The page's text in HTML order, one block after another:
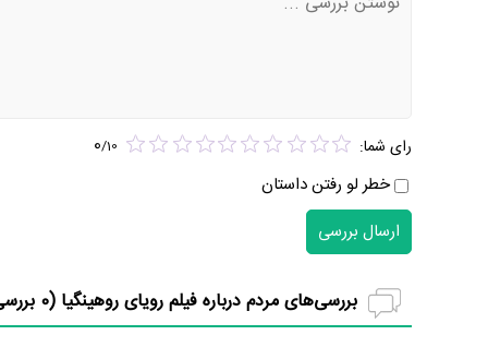
رای شما: 0/10
خطر لو رفتن داستان
ارسال بررسی
بررسی‌های مردم درباره فیلم رویای روهینگیا (0